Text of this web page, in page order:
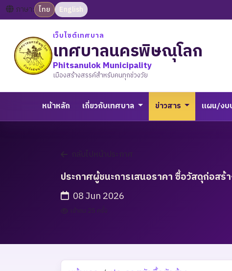
ภาษา: ไทย English
เว็บไซต์เทศบาล
เทศบาลนครพิษณุโลก
Phitsanulok Municipality
เมืองสร้างสรรค์สำหรับคนทุกช่วงวัย
หน้าหลัก เกี่ยวกับเทศบาล ข่าวสาร แผน/งบ
กลับไปหน้าประกาศ
ประกาศผู้ชนะการเสนอราคา ซื้อวัสดุก่อสร้
08 Jun 2026
เข้าชม 25 ครั้ง